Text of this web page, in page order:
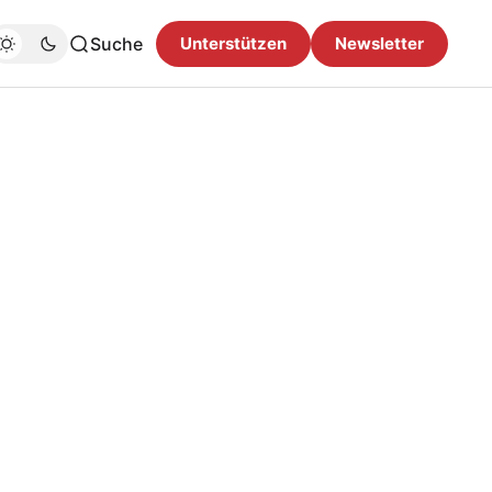
Suche Unterstützen Newsletter